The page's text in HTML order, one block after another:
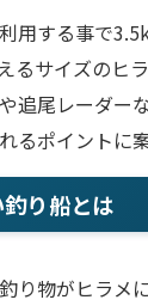
用する事で
るサイズのヒ
追尾レーダー
るポイントに
り船とは
り物がヒラメ